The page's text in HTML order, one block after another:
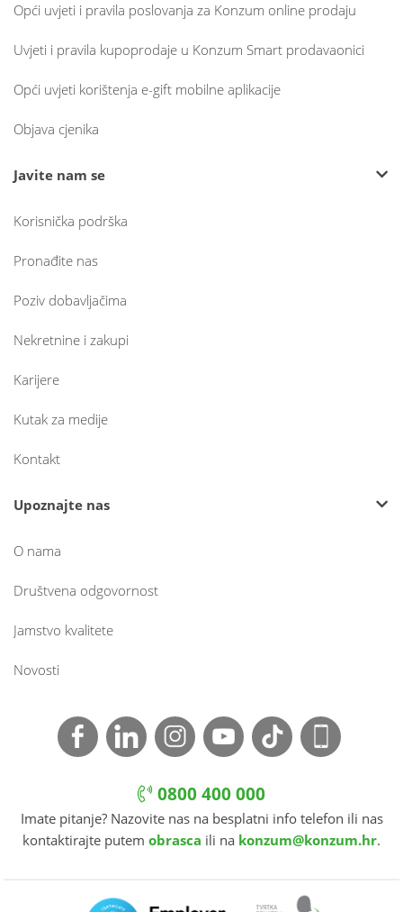
Opći uvjeti i pravila poslovanja za Konzum online prodaju
Uvjeti i pravila kupoprodaje u Konzum Smart prodavaonici
Opći uvjeti korištenja e-gift mobilne aplikacije
Objava cjenika
Javite nam se
Korisnička podrška
Pronađite nas
Poziv dobavljačima
Nekretnine i zakupi
Karijere
Kutak za medije
Kontakt
Upoznajte nas
O nama
Društvena odgovornost
Jamstvo kvalitete
Novosti
0800 400 000
Imate pitanje? Nazovite nas na besplatni info telefon ili nas
kontaktirajte putem obrasca ili na konzum@konzum.hr.